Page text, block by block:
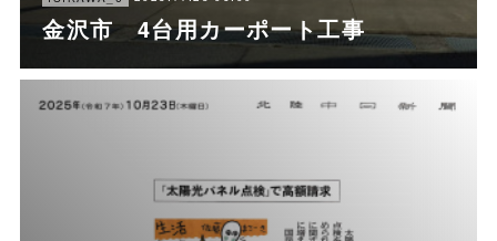
金沢市 4台用カーポート工事